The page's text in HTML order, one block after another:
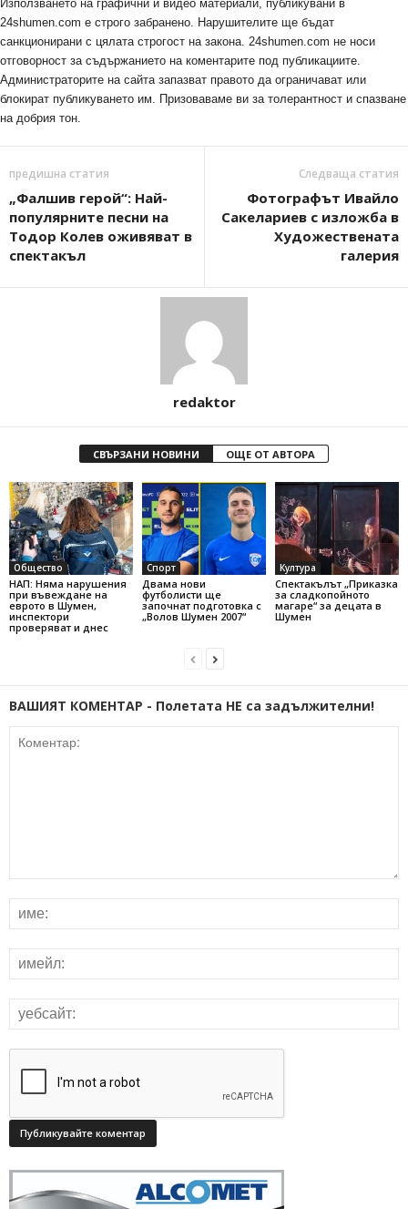
Използването на графични и видео материали, публикувани в
24shumen.com е строго забранено. Нарушителите ще бъдат
санкционирани с цялата строгост на закона. 24shumen.com не носи
отговорност за съдържанието на коментарите под публикациите.
Администраторите на сайта запазват правото да ограничават или
блокират публикуването им. Призоваваме ви за толерантност и спазване
на добрия тон.
предишна статия
„Фалшив герой“: Най-
популярните песни на
Тодор Колев оживяват в
спектакъл
Следваща статия
Фотографът Ивайло
Сакелариев с изложба в
Художествената
галерия
redaktor
СВЪРЗАНИ НОВИНИ ОЩЕ ОТ АВТОРА
Общество
НАП: Няма нарушения
при въвеждане на
еврото в Шумен,
инспектори
проверяват и днес
Спорт
Двама нови
футболисти ще
започнат подготовка с
„Волов Шумен 2007“
Култура
Спектакълът „Приказка
за сладкопойното
магаре“ за децата в
Шумен
ВАШИЯТ КОМЕНТАР - Полетата НЕ са задължителни!